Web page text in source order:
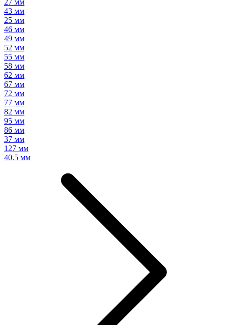
27 мм
43 мм
25 мм
46 мм
49 мм
52 мм
55 мм
58 мм
62 мм
67 мм
72 мм
77 мм
82 мм
95 мм
86 мм
37 мм
127 мм
40.5 мм